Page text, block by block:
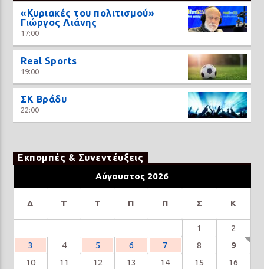
«Κυριακές του πολιτισμού»
Γιώργος Λιάνης
17:00
Real Sports
19:00
ΣΚ Βράδυ
22:00
Εκπομπές & Συνεντέυξεις
Αύγουστος 2026
Δ Τ Τ Π Π Σ Κ
1
2
3
4 5 6 7 8
9
10
11 12 13 14 15 16